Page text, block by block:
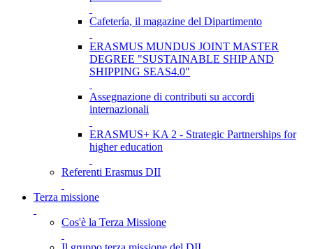
Cafetería, il magazine del Dipartimento
ERASMUS MUNDUS JOINT MASTER
DEGREE "SUSTAINABLE SHIP AND
SHIPPING SEAS4.0"
Assegnazione di contributi su accordi
internazionali
ERASMUS+ KA 2 - Strategic Partnerships for
higher education
Referenti Erasmus DII
Terza missione
Cos'è la Terza Missione